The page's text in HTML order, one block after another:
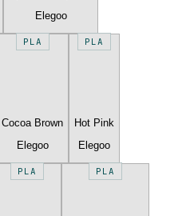
Elegoo
PLA
Cocoa Brown
Elegoo
PLA
Hot Pink
Elegoo
PLA PLA